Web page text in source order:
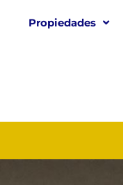
Propiedades